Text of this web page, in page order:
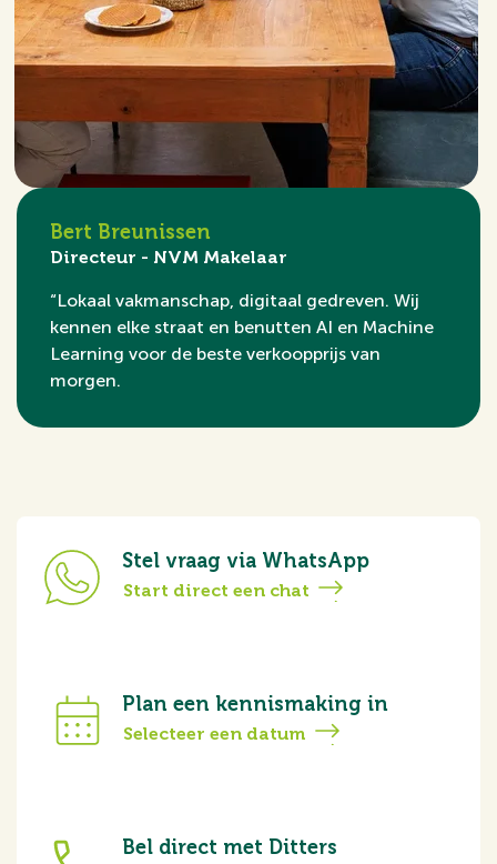
Bert Breunissen
Directeur - NVM Makelaar
“Lokaal vakmanschap, digitaal gedreven. Wij
kennen elke straat en benutten AI en Machine
Learning voor de beste verkoopprijs van
morgen.
Stel vraag via WhatsApp
Start direct een chat
Plan een kennismaking in
Selecteer een datum
Bel direct met Ditters